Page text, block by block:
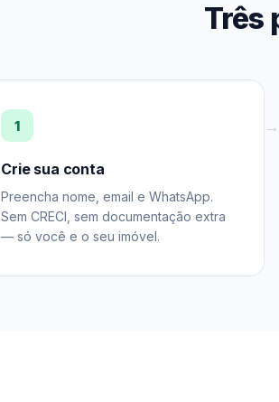
Três
1
Crie sua conta
Preencha nome, email e WhatsApp.
Sem CRECI, sem documentação extra
— só você e o seu imóvel.